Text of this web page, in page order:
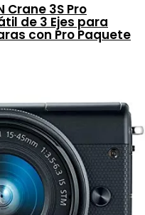
Crane 3S Pro
de 3 Ejes para
con Pro Paquete